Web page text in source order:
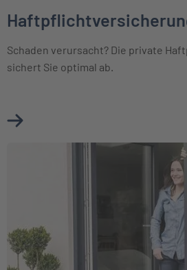
Schaden verursacht? Die private
sichert Sie optimal ab.
Mehr über
Weiter zu Wohngebäudeversicherung